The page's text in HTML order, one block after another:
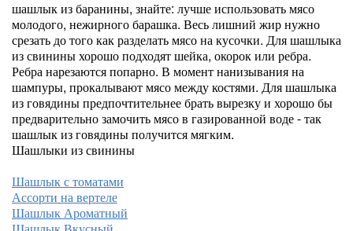
шашлык из баранины, знайте: лучше использовать мясо
молодого, нежирного барашка. Весь лишний жир нужно
срезать до того как разделать мясо на кусочки. Для шашлыка
из свинины хорошо подходят шейка, окорок или ребра.
Ребра нарезаются попарно. В момент нанизывания на
шампуры, прокалывают мясо между костями. Для шашлыка
из говядины предпочтительнее брать вырезку и хорошо бы
предварительно замочить мясо в газированной воде - так
шашлык из говядины получится мягким.
Шашлыки из свинины
Шашлык с томатами
Ассорти на вертеле
Шашлык Ароматный